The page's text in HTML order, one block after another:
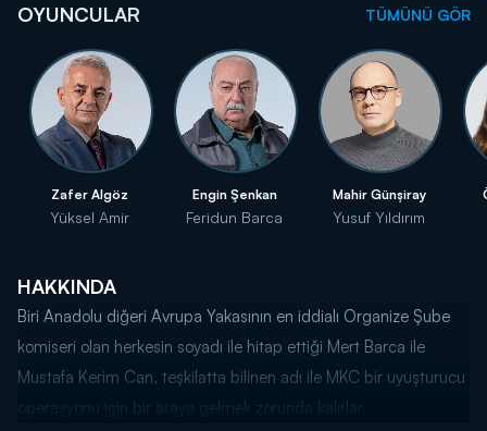
OYUNCULAR TÜMÜNÜ GÖR
Zafer Algöz
Yüksel Amir
Engin Şenkan
Feridun Barca
Mahir Günşiray
Yusuf Yıldırım
HAKKINDA
Biri Anadolu diğeri Avrupa Yakasının en iddialı Organize Şube
komiseri olan herkesin soyadı ile hitap ettiği Mert Barca ile
Mustafa Kerim Can, teşkilatta bilinen adı ile MKC bir uyuşturucu
operasyonu için bir araya gelmek zorunda kalırlar.